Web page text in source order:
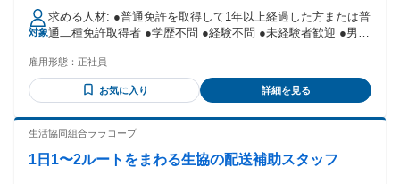
円（上限なし） ▼賞与あり ※業績及び本人の勤務状況により
ます。 ※毎月月額に加算されます。詳細は面接時にてご説明
します。 《研修費用》 二種教習中・研修期間中：7,350円(時
給1,050円×7時間) 二種免取得後：8,400円(時給1,050円×8時
対象
求める人材: ●普通免許を取得して1年以上経過した方または普
通二種免許取得者 ●学歴不問 ●経験不問 ●未経験者歓迎 ●男女
雇用形態： 正社員
お気に入り 詳細を見る
生活協同組合ララコープ
1日1〜2ルートをまわる生協の配送補助スタッフ